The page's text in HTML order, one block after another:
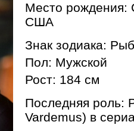
Место рождения:
США
Знак зодиака:
Пол: Мужской
Рост: 184 см
Последняя роль:
Vardemus) в